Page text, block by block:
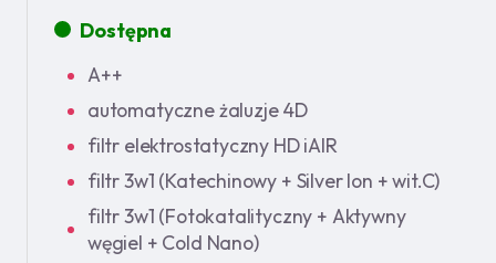
Dostępna
A++
automatyczne żaluzje 4D
filtr elektrostatyczny HD iAIR
filtr 3w1 (Katechinowy + Silver Ion + wit.C)
filtr 3w1 (Fotokatalityczny + Aktywny
węgiel + Cold Nano)